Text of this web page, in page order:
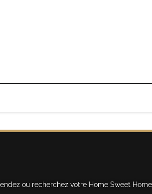
ou recherchez votre Home Sweet